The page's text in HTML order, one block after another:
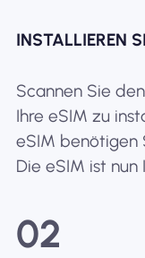
INSTALLIEREN
Scannen Sie
Ihre eSIM zu
eSIM benötigen
Die eSIM ist
02